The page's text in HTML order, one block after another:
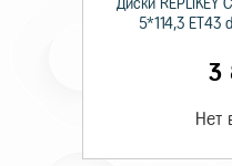
Диски RЕPLIKEY
5*114,3 ET43
3
Нет